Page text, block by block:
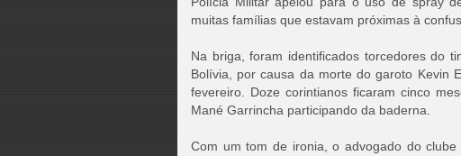
muitas famílias que estavam próximas à
Na briga, foram identificados torcedores do
Bolívia, por causa da morte do garoto Kevin
fevereiro. Doze corintianos ficaram cinco
Mané Garrincha participando da baderna.
Com um tom de ironia, o advogado do